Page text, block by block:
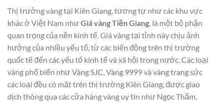
Thị trường vàng tại Kiên Giang, tương tự như các khu vực
khác ở Việt Nam nhưGiá vàng Tiền Giang, là một bộ phận
quan trọng của nền kinh tế. Giá vàng tại tỉnh này chịu ảnh
hưởng của nhiều yếu tố, từ các biến động trên thị trường
quốc tế đến các yếu tố kinh tế và xã hội trong nước. Các loại
vàng phổ biến như Vàng SJC, Vàng 9999 và vàng trang sức
các loại đều có mặt trên thị trường Kiên Giang, được giao
dịch thông qua các cửa hàng vàng uy tín như Ngọc Thẩm,